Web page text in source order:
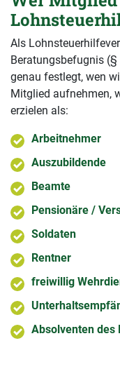
Als
Beratungsbefugnis
genau festlegt, wen
Mitglied aufnehmen,
erzielen als:
Arbeitnehmer
Auszubildende
Beamte
Pensionäre /
Soldaten
Rentner
freiwillig
Absolventen